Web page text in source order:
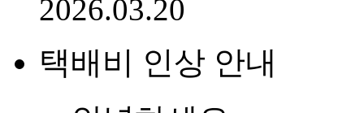
감사합니다.
2024.10.04